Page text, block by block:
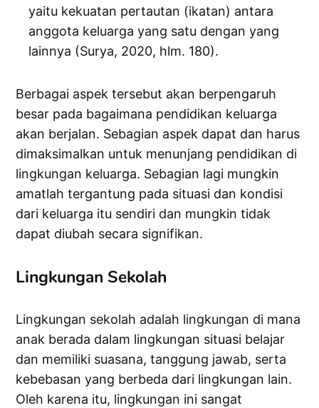
yaitu kekuatan pertautan (ikatan) antara
anggota keluarga yang satu dengan yang
lainnya (Surya, 2020, hlm. 180).
Berbagai aspek tersebut akan berpengaruh
besar pada bagaimana pendidikan keluarga
akan berjalan. Sebagian aspek dapat dan harus
dimaksimalkan untuk menunjang pendidikan di
lingkungan keluarga. Sebagian lagi mungkin
amatlah tergantung pada situasi dan kondisi
dari keluarga itu sendiri dan mungkin tidak
dapat diubah secara signifikan.
Lingkungan Sekolah
Lingkungan sekolah adalah lingkungan di mana
anak berada dalam lingkungan situasi belajar
dan memiliki suasana, tanggung jawab, serta
kebebasan yang berbeda dari lingkungan lain.
Oleh karena itu, lingkungan ini sangat